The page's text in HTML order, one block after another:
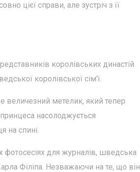
цієї справи, але зустріч з її
королівських династій.
королівської сім'ї.
величезний метелик, який тепер
насолоджується
на спині.
фотосесіях для журналів, шведська
Філіпа. Незважаючи на те, що він